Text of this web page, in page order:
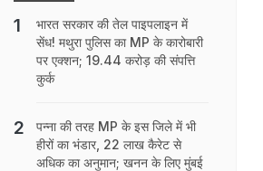
भारत सरकार की तेल पाइपलाइन में
सेंध! मथुरा पुलिस का MP के कारोबारी
पर एक्शन; 19.44 करोड़ की संपत्ति
कुर्क
पन्ना की तरह MP के इस जिले में भी
हीरों का भंडार, 22 लाख कैरेट से
अधिक का अनुमान; खनन के लिए मुंबई